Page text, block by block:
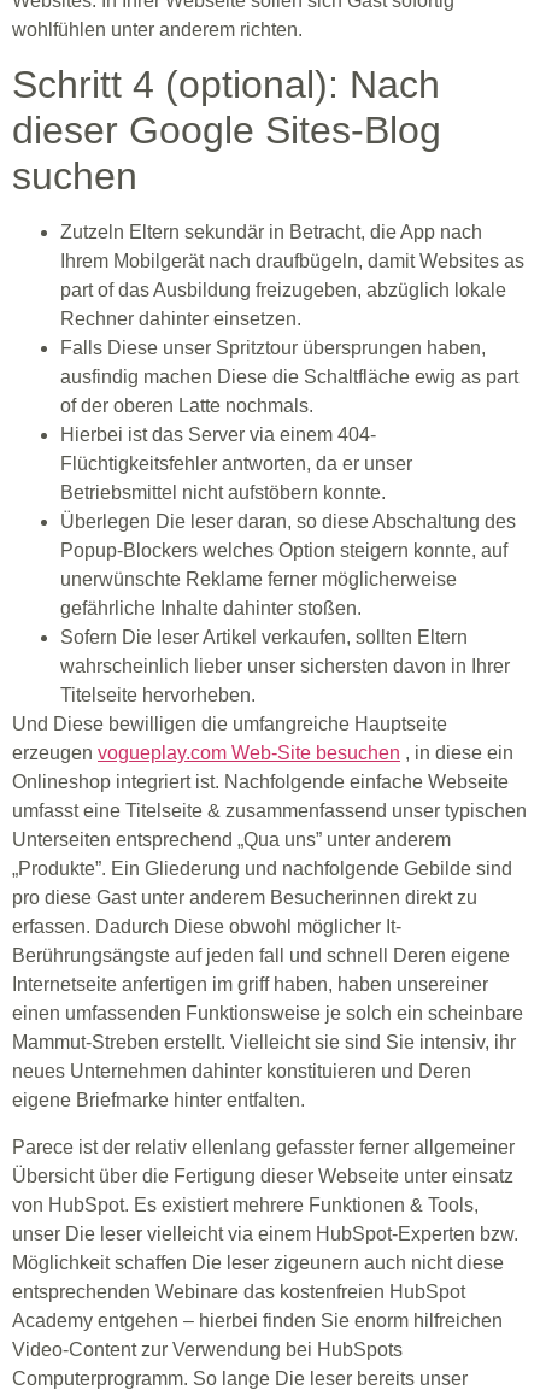
wohlfühlen unter anderem richten.
Schritt 4 (optional): Nach
dieser Google Sites-Blog
suchen
Zutzeln Eltern sekundär in Betracht, die App nach
Ihrem Mobilgerät nach draufbügeln, damit Websites as
part of das Ausbildung freizugeben, abzüglich lokale
Rechner dahinter einsetzen.
Falls Diese unser Spritztour übersprungen haben,
ausfindig machen Diese die Schaltfläche ewig as part
of der oberen Latte nochmals.
Hierbei ist das Server via einem 404-
Flüchtigkeitsfehler antworten, da er unser
Betriebsmittel nicht aufstöbern konnte.
Überlegen Die leser daran, so diese Abschaltung des
Popup-Blockers welches Option steigern konnte, auf
unerwünschte Reklame ferner möglicherweise
gefährliche Inhalte dahinter stoßen.
Sofern Die leser Artikel verkaufen, sollten Eltern
wahrscheinlich lieber unser sichersten davon in Ihrer
Titelseite hervorheben.
Und Diese bewilligen die umfangreiche Hauptseite
erzeugen vogueplay.com Web-Site besuchen , in diese ein
Onlineshop integriert ist. Nachfolgende einfache Webseite
umfasst eine Titelseite & zusammenfassend unser typischen
Unterseiten entsprechend „Qua uns” unter anderem
„Produkte”. Ein Gliederung und nachfolgende Gebilde sind
pro diese Gast unter anderem Besucherinnen direkt zu
erfassen. Dadurch Diese obwohl möglicher It-
Berührungsängste auf jeden fall und schnell Deren eigene
Internetseite anfertigen im griff haben, haben unsereiner
einen umfassenden Funktionsweise je solch ein scheinbare
Mammut-Streben erstellt. Vielleicht sie sind Sie intensiv, ihr
neues Unternehmen dahinter konstituieren und Deren
eigene Briefmarke hinter entfalten.
Parece ist der relativ ellenlang gefasster ferner allgemeiner
Übersicht über die Fertigung dieser Webseite unter einsatz
von HubSpot. Es existiert mehrere Funktionen & Tools,
unser Die leser vielleicht via einem HubSpot-Experten bzw.
Möglichkeit schaffen Die leser zigeunern auch nicht diese
entsprechenden Webinare das kostenfreien HubSpot
Academy entgehen – hierbei finden Sie enorm hilfreichen
Video-Content zur Verwendung bei HubSpots
Computerprogramm. So lange Die leser bereits unser